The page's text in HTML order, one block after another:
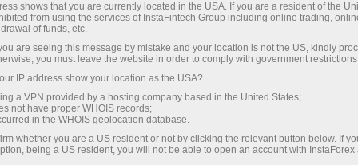
Avec InstaForex, vous accédez à
compétitives : effet de levier
jusqu’à 1:5000, parmi les meilleurs
spreads et commissions du
marché, ainsi que des conditions
avantageuses pour le trading
d’actions et d’indices.
Bonus de 30 %
sur chaque dépôt
Vitesse
dans le trading et sur l’autoroute
shows that you are currently located in the USA. If you are a resident of the
from using the services of InstaFintech Group including online trading,
of funds, etc.
are seeing this message by mistake and your location is not the US, kindly
you must leave the website in order to comply with government
IP address show your location as the USA?
a VPN provided by a hosting company based in the United States;
not have proper WHOIS records;
in the WHOIS geolocation database.
whether you are a US resident or not by clicking the relevant button below. If
being a US resident, you will not be able to open an account with InstaForex